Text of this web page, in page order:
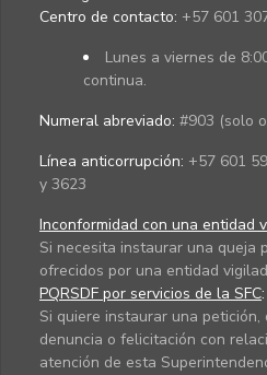
Centro de contacto: +57 601
Lunes a viernes de
continua.
Numeral abreviado: #903 (solo
Línea anticorrupción: +57 601
y 3623
Inconformidad con una entidad
Si necesita instaurar una queja
ofrecidos por una entidad
PQRSDF por servicios de la SFC:
Si quiere instaurar una petición,
denuncia o felicitación con
atención de esta